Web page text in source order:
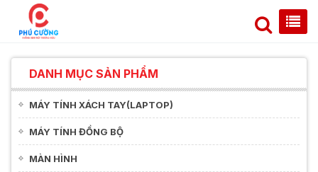
DANH MỤC SẢN PHẨM
MÁY TÍNH XÁCH TAY(LAPTOP)
MÁY TÍNH ĐỒNG BỘ
MÀN HÌNH